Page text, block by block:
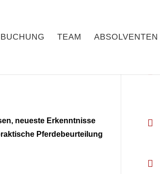
TEAM ABSOLVENTEN
/
neueste Erkenntnisse
Pferdebeurteilung